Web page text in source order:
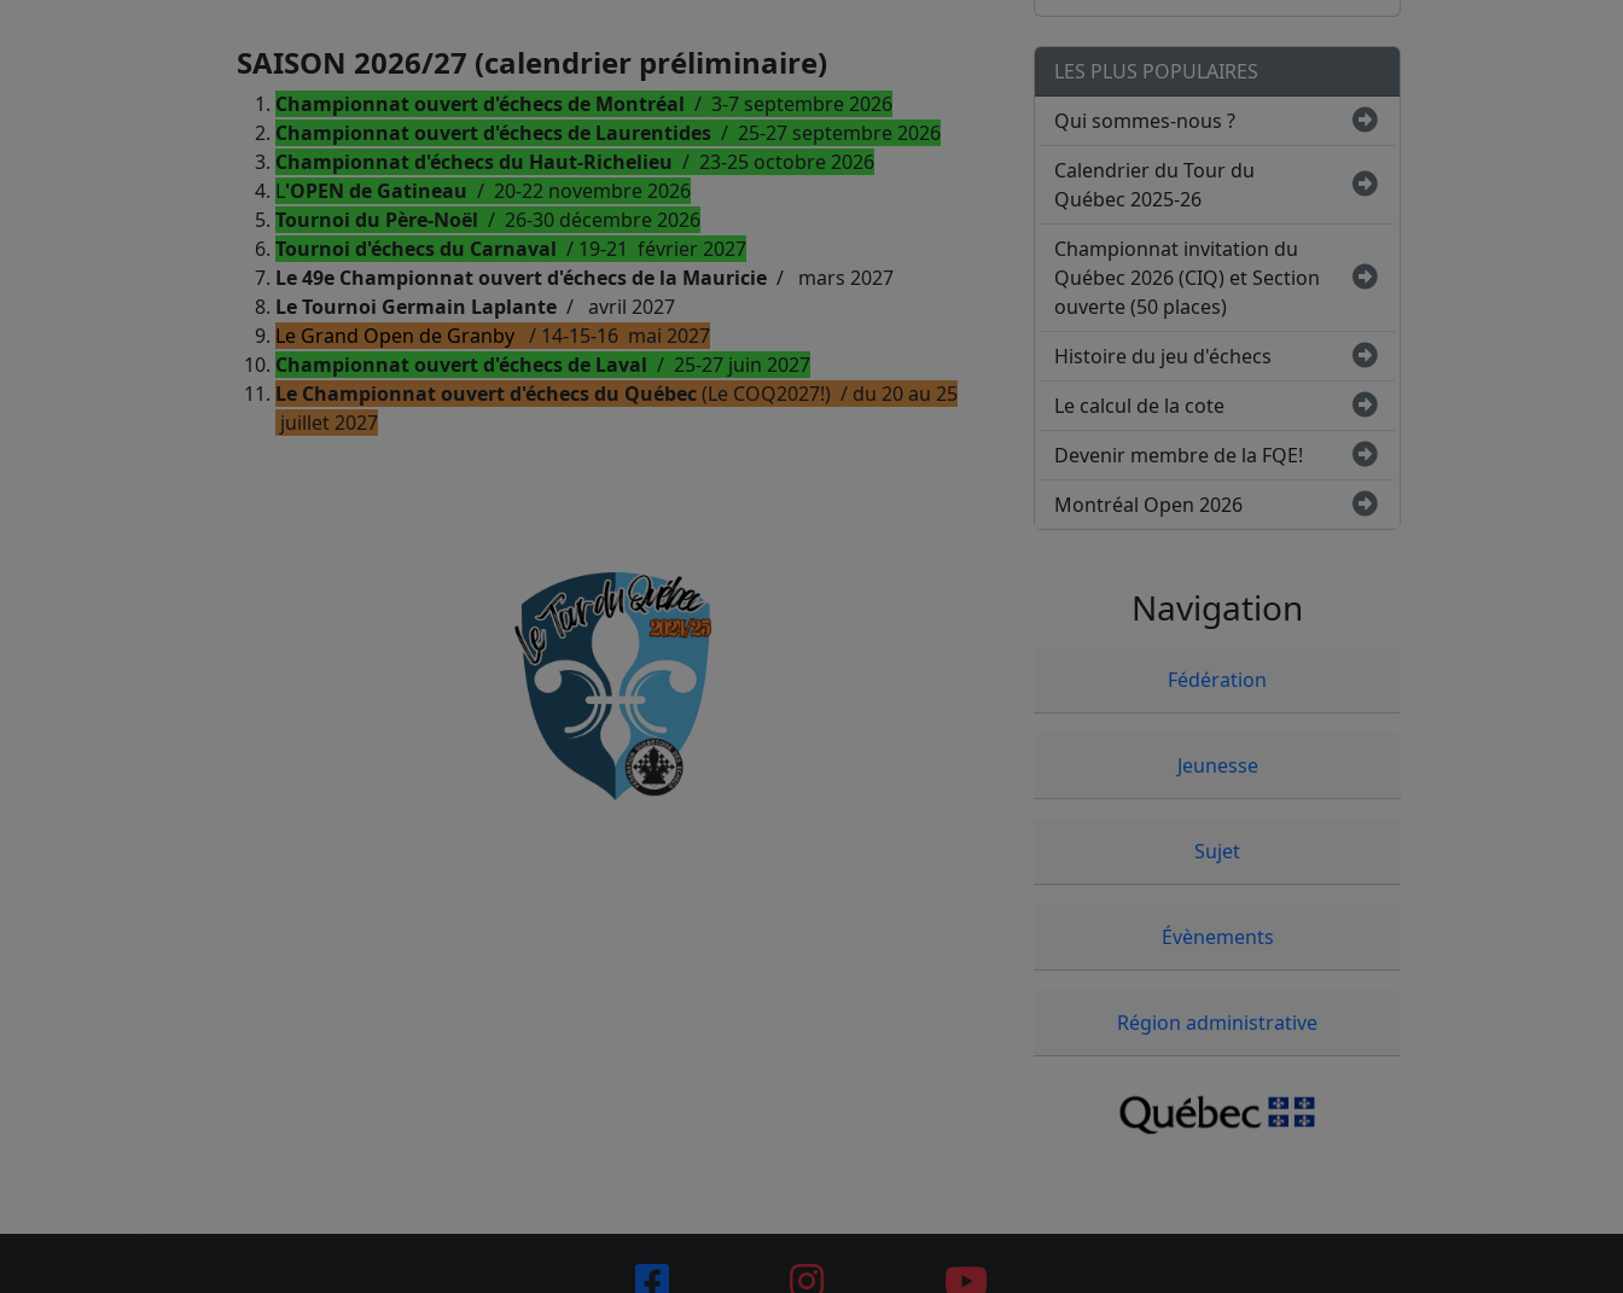
SAISON 2026/27 (calendrier préliminaire)
Championnat ouvert d'échecs de Montréal / 3-7 septembre 2026
Championnat ouvert d'échecs de Laurentides / 25-27 septembre 2026
Championnat d'échecs du Haut-Richelieu / 23-25 octobre 2026
L'OPEN de Gatineau / 20-22 novembre 2026
Tournoi du Père-Noël / 26-30 décembre 2026
Tournoi d'échecs du Carnaval / 19-21 février 2027
Le 49e Championnat ouvert d'échecs de la Mauricie / mars 2027
Le Tournoi Germain Laplante / avril 2027
Le Grand Open de Granby / 14-15-16 mai 2027
Championnat ouvert d'échecs de Laval / 25-27 juin 2027
Le Championnat ouvert d'échecs du Québec(Le COQ2027!) / du 20 au 25
juillet 2027
LES PLUS POPULAIRES
Qui sommes-nous ?
Calendrier du Tour du
Québec 2025-26
Championnat invitation du
Québec 2026 (CIQ) et Section
ouverte (50 places)
Histoire du jeu d'échecs
Le calcul de la cote
Devenir membre de la FQE!
Montréal Open 2026
Navigation
Fédération
Jeunesse
Sujet
Évènements
Région administrative